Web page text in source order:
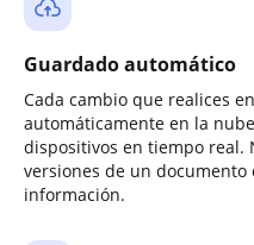
Guardado automático
Cada cambio que realices
automáticamente en la
dispositivos en tiempo real.
versiones de un
información.